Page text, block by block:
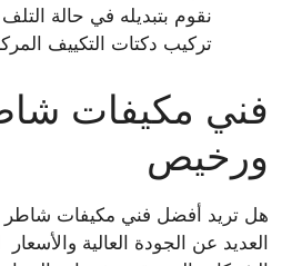
نقوم بتبديله في حالة
تركيب دكتات التكييف
فني مكيفات
ورخيص
هل تريد أفضل فني مكيفات
العديد عن الجودة العالية